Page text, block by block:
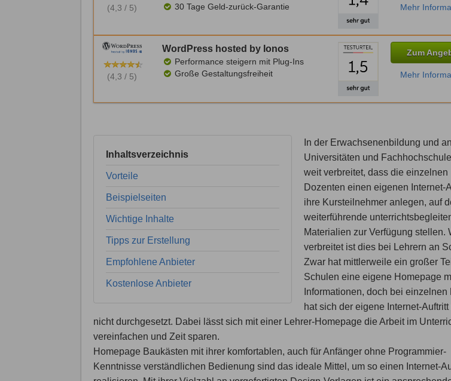
(4,3 / 5)
30 Tage Geld-zurück-Garantie
Mehr
(4,3 / 5)
WordPress hosted by Ionos
Performance steigern mit Plug-Ins
Große Gestaltungsfreiheit
Zum
Mehr
Inhaltsverzeichnis
Vorteile
Beispielseiten
Wichtige Inhalte
Tipps zur Erstellung
Empfohlene Anbieter
Kostenlose Anbieter
In der Erwachsenenbildung und an
Universitäten und
weit verbreitet, dass die einzelnen
Dozenten einen eigenen Internet-
ihre Kursteilnehmer anlegen, auf
weiterführende
Materialien zur Verfügung stellen.
verbreitet ist dies bei Lehrern an
Zwar hat mittlerweile ein großer
Schulen eine eigene Homepage
Informationen, doch bei einzelnen
hat sich der eigene Internet-Auftritt
nicht durchgesetzt. Dabei lässt sich mit einer Lehrer-Homepage die Arbeit im
vereinfachen und Zeit sparen.
Homepage Baukästen mit ihrer komfortablen, auch für Anfänger ohne Programmier-
Kenntnisse verständlichen Bedienung sind das ideale Mittel, um so einen Internet-